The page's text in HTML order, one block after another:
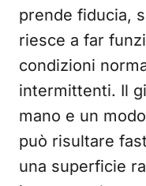
prende fiducia,
riesce a far
condizioni
intermittenti. Il
mano e un
può risultare
una superficie